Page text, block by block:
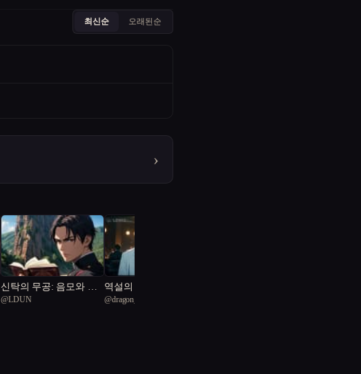
최신순 오래된순
›
신탁의 무공: 음모와 배
신의 강호
@LDUN
역설의 시간여행자
@dragon_K